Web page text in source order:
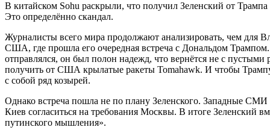
В китайском Sohu раскрыли, что получил Зеленский от
Это определённо скандал.
Журналисты всего мира продолжают анализировать, чем для
США, где прошла его очередная встреча с Дональдом
отправлялся, он был полон надежд, что вернётся не с
получить от США крылатые ракеты Tomahawk. И чтобы Трампу
с собой ряд козырей.
Однако встреча пошла не по плану Зеленского. Западные
Киев согласиться на требования Москвы. В итоге Зеленский
путинского мышления».